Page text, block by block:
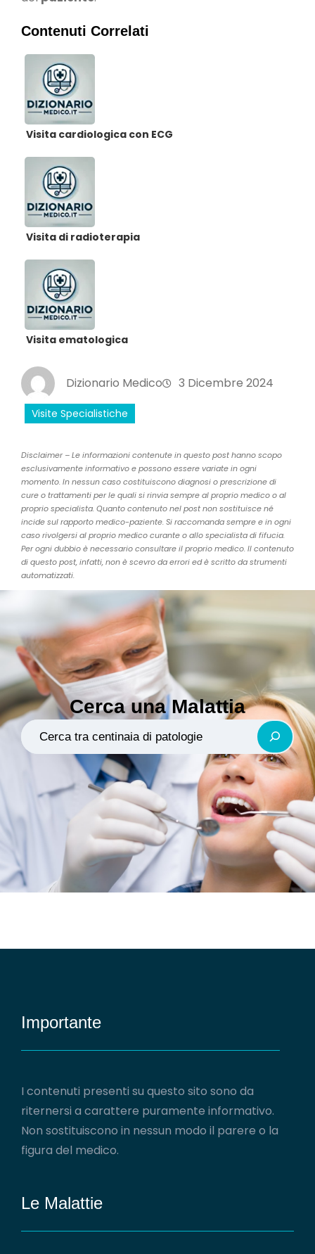
Contenuti Correlati
Visita cardiologica con ECG
Visita di radioterapia
Visita ematologica
Dizionario Medico 3 Dicembre 2024
Visite Specialistiche
Disclaimer – Le informazioni contenute in questo post hanno scopo
esclusivamente informativo e possono essere variate in ogni
momento. In nessun caso costituiscono diagnosi o prescrizione di
cure o trattamenti per le quali si rinvia sempre al proprio medico o al
proprio specialista. Quanto contenuto nel post non sostituisce né
incide sul rapporto medico-paziente. Si raccomanda sempre e in ogni
caso rivolgersi al proprio medico curante o allo specialista di fifucia.
Per ogni dubbio è necessario consultare il proprio medico. Il contenuto
di questo post, infatti, non è scevro da errori ed è scritto da strumenti
automatizzati.
Cerca una Malattia
Search
Importante
I contenuti presenti su questo sito sono da
riternersi a carattere puramente informativo.
Non sostituiscono in nessun modo il parere o la
figura del medico.
Le Malattie